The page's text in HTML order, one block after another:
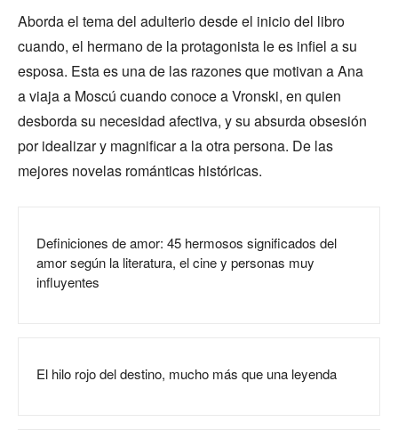
Aborda el tema del adulterio desde el inicio del libro
cuando, el hermano de la protagonista le es infiel a su
esposa. Esta es una de las razones que motivan a Ana
a viaja a Moscú cuando conoce a Vronski, en quien
desborda su necesidad afectiva, y su absurda obsesión
por idealizar y magnificar a la otra persona. De las
mejores novelas románticas históricas.
Definiciones de amor: 45 hermosos significados del
amor según la literatura, el cine y personas muy
influyentes
El hilo rojo del destino, mucho más que una leyenda